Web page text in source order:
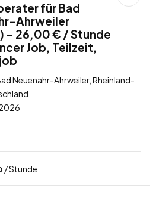
für Bad
Ahrweiler
– 26,00 € / Stunde
Job, Teilzeit,
Neuenahr-Ahrweiler, Rheinland-
/ Stunde